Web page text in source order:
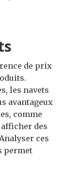
de prix
les navets
avantageux
comme
des
ces
permet